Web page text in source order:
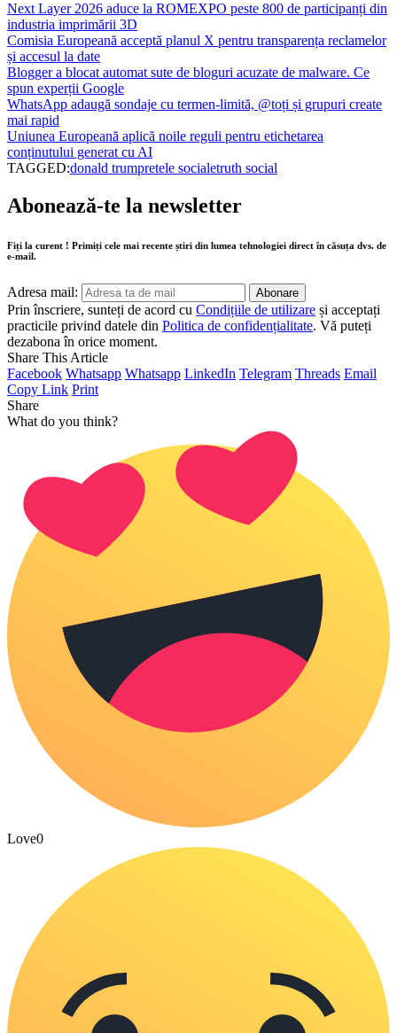
Next Layer 2026 aduce la ROMEXPO peste 800 de participanți din
industria imprimării 3D
Comisia Europeană acceptă planul X pentru transparența reclamelor
și accesul la date
Blogger a blocat automat sute de bloguri acuzate de malware. Ce
spun experții Google
WhatsApp adaugă sondaje cu termen-limită, @toți și grupuri create
mai rapid
Uniunea Europeană aplică noile reguli pentru etichetarea
conținutului generat cu AI
TAGGED:donald trumpretele socialetruth social
Abonează-te la newsletter
Fiți la curent ! Primiți cele mai recente știri din lumea tehnologiei direct în căsuța dvs. de
e-mail.
Adresa mail:
Prin înscriere, sunteți de acord cu Condițiile de utilizare și acceptați
practicile privind datele din Politica de confidențialitate. Vă puteți
dezabona în orice moment.
Share This Article
Facebook Whatsapp Whatsapp LinkedIn Telegram Threads Email
Copy Link Print
Share
What do you think?
Love0